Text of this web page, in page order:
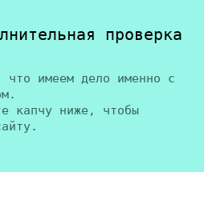
проверка
что имеем дело именно с
капчу ниже, чтобы